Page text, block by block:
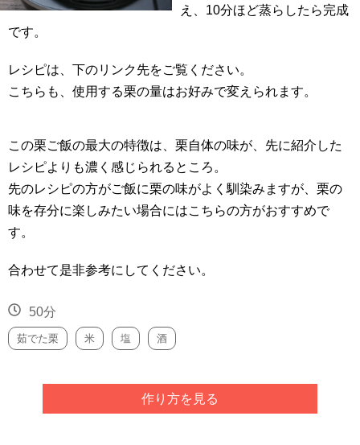
え、10分ほど蒸らしたら完成
です。
レシピは、下のリンク先をご覧ください。
こちらも、使用する栗の量はお好みで変えられます。
この栗ご飯の最大の特徴は、栗自体の味が、先に紹介した
レシピよりも濃く感じられるところ。
先のレシピの方がご飯に栗の味がよく馴染みますが、栗の
味を存分に楽しみたい場合にはこちらの方がおすすめで
す。
合わせて是非参考にしてください。
50分
茹でた栗 米 塩 酒
作り方を見る